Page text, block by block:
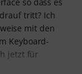
tritt? Ich
mit den
Keyboard-
jetzt für